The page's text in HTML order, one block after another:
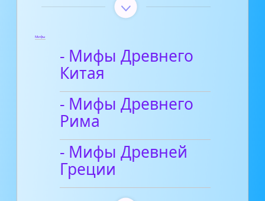
Мифы
- Мифы Древнего
Китая
- Мифы Древнего
Рима
- Мифы Древней
Греции